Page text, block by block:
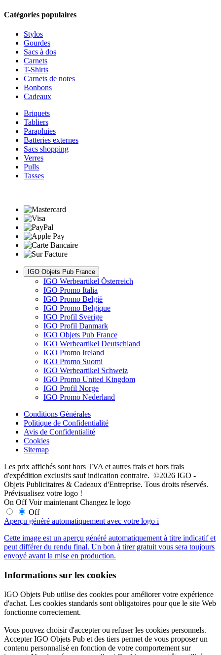
Catégories populaires
Stylos
Gourdes
Sacs à dos
Carnets
T-Shirts
Carnets de notes
Bonbons
Cadeaux
Briquets
Tabliers
Parapluies
Batteries externes
Sacs shopping
Verres
Pulls
Tasses
IGO Objets Pub France
IGO Werbeartikel Österreich
IGO Promo Italia
IGO Promo België
IGO Promo Belgique
IGO Profil Sverige
IGO Profil Danmark
IGO Objets Pub France
IGO Werbeartikel Deutschland
IGO Promo Ireland
IGO Promo Suomi
IGO Werbeartikel Schweiz
IGO Promo United Kingdom
IGO Profil Norge
IGO Promo Nederland
Conditions Générales
Politique de Confidentialité
Avis de Confidentialité
Cookies
Sitemap
Les prix affichés sont hors TVA et autres frais et hors frais
d'expédition exclusifs sauf indication contraire. ©2026 IGO -
Objets Publicitaires & Cadeaux d'Entreprise. Tous droits réservés.
Prévisualisez votre logo !
On Off Voir maintenant Changez le logo
Off
Aperçu généré automatiquement avec votre logo i
Cette image est un aperçu généré automatiquement à titre indicatif et
peut différer du rendu final. Un bon à tirer gratuit vous sera toujours
envoyé avant la mise en production.
Informations sur les cookies
IGO Objets Pub utilise des cookies pour améliorer votre expérience
d'achat. Les cookies standards sont obligatoires pour que le site Web
fonctionne correctement.
Vous pouvez choisir d'accepter ou refuser les cookies personnels.
Accepter IGO Objets Pub et des tiers permet de vous proposer un
contenu personnalisé en fonction de votre comportement sur